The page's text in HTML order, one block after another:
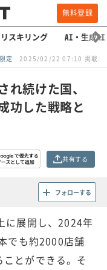
無料登録
リスキリング AI・生成AI
定 2025/02/22 07:10 掲載
れ続けた国、
功した戦略と
共有する
フォローする
に展開し、2024年
でも約2000店舗
とができる。そ